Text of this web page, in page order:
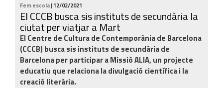
Fem escola| 12/02/2021
El CCCB busca sis instituts de secundària la
ciutat per viatjar a Mart
El Centre de Cultura de Contemporània de Barcelona
(CCCB) busca sis instituts de secundària de
Barcelona per participar a Missió ALIA, un projecte
educatiu que relaciona la divulgació científica i la
creació literària.